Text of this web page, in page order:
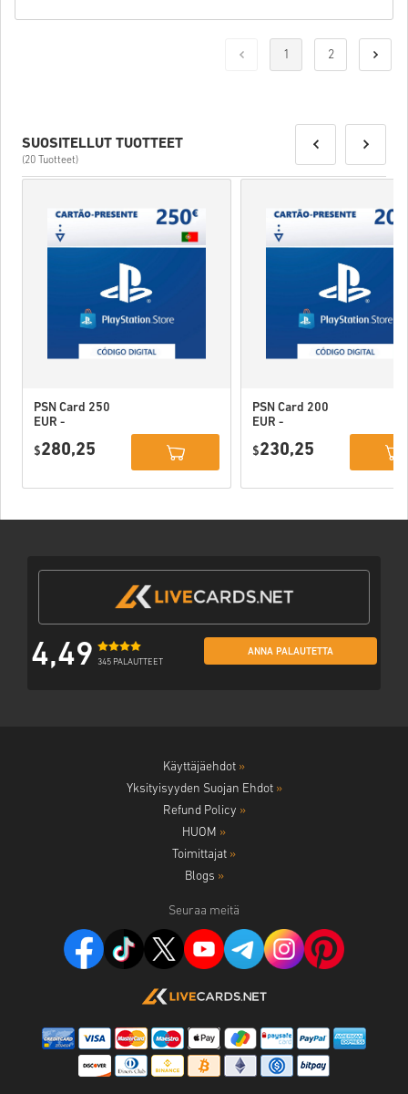
1 2
SUOSITELLUT TUOTTEET
(20 Tuotteet)
PSN Card 250
EUR -
Network
$280,25
PSN Card 200
EUR -
Network
$230,25
4,49 345 PALAUTTEET
ANNA PALAUTETTA
Käyttäjäehdot »
Yksityisyyden Suojan Ehdot »
Refund Policy »
HUOM »
Toimittajat »
Blogs »
Seuraa meitä